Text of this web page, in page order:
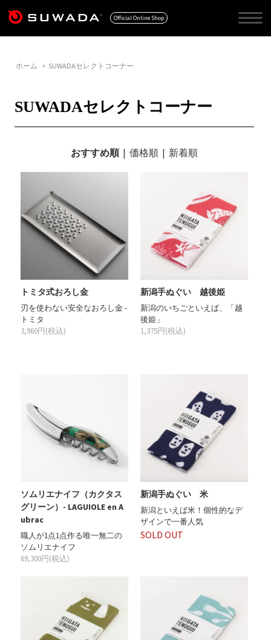
Official Online Shop
ホーム > SUWADAセレクトコーナー
SUWADAセレクトコーナー
おすすめ順| 価格順| 新着順
トミタ式おろし金
刃を使わない安全なおろし金 -
トミタ
3,960円(税込)
新潟手ぬぐい 越後姫
新潟のいちごといえば、「越
後姫」
1,375円(税込)
ソムリエナイフ（カクタス
グリーン）- LAGUIOLE en A
ubrac
職人が1点1点作る唯一無二の
ソムリエナイフ
69,300円(税込)
新潟手ぬぐい 米
新潟といえば米！個性的なデ
ザインで一番人気
SOLD OUT